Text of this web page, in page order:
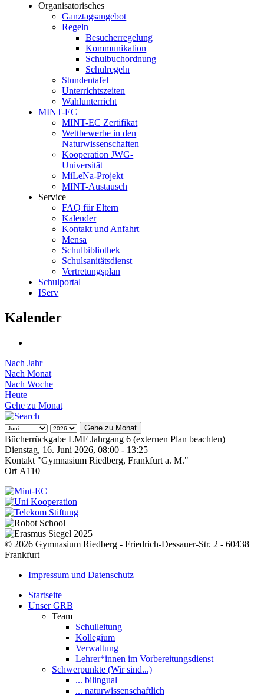
Organisatorisches
Ganztagsangebot
Regeln
Besucherregelung
Kommunikation
Schulbuchordnung
Schulregeln
Stundentafel
Unterrichtszeiten
Wahlunterricht
MINT-EC
MINT-EC Zertifikat
Wettbewerbe in den
Naturwissenschaften
Kooperation JWG-
Universität
MiLeNa-Projekt
MINT-Austausch
Service
FAQ für Eltern
Kalender
Kontakt und Anfahrt
Mensa
Schulbibliothek
Schulsanitätsdienst
Vertretungsplan
Schulportal
IServ
Kalender
Nach Jahr
Nach Monat
Nach Woche
Heute
Gehe zu Monat
Gehe zu Monat
Bücherrückgabe LMF Jahrgang 6 (externen Plan beachten)
Dienstag, 16. Juni 2026, 08:00 - 13:25
Kontakt "Gymnasium Riedberg, Frankfurt a. M."
Ort A110
© 2026 Gymnasium Riedberg - Friedrich-Dessauer-Str. 2 - 60438
Frankfurt
Impressum und Datenschutz
Startseite
Unser GRB
Team
Schulleitung
Kollegium
Verwaltung
Lehrer*innen im Vorbereitungsdienst
Schwerpunkte (Wir sind...)
... bilingual
... naturwissenschaftlich